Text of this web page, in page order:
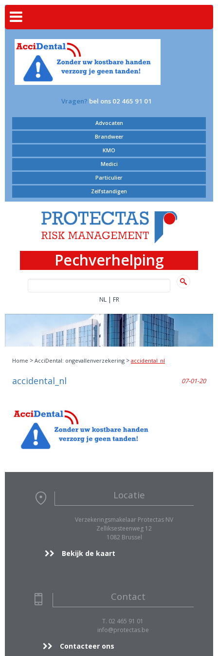
Vragen? bel ons 02 465 91 01
Advocaten
Brandweer
KMO
Medici
Particulier
Zelfstandigen
Pechverhelping
NL | FR
Home > AcciDental: ongevallenverzekering > accidental_nl
accidental_nl 07-01-20
Locatie
Verzekeringsmakelaar Protectas NV
Zelliksesteenweg 12
1082 Brussel
Bekijk de kaart
Contact
T. 02 465 91 01
info@protectas.be
Contacteer ons